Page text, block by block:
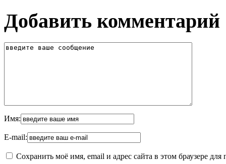
Добавить комментарий
Имя:
E-mail:
Сохранить моё имя, email и адрес сайта в этом браузере